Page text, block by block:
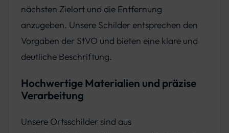
nächsten Zielort und die Entfernung
anzugeben. Unsere Schilder entsprechen den
Vorgaben der StVO und bieten eine klare und
deutliche Beschriftung.
Hochwertige Materialien und präzise
Verarbeitung
Unsere Ortsschilder sind aus